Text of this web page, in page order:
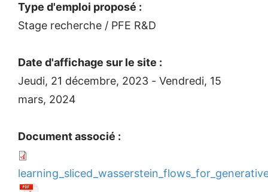
Type d'emploi proposé :
Stage recherche / PFE R&D
Date d'affichage sur le site :
Jeudi, 21 décembre, 2023 - Vendredi, 15
mars, 2024
Document associé :